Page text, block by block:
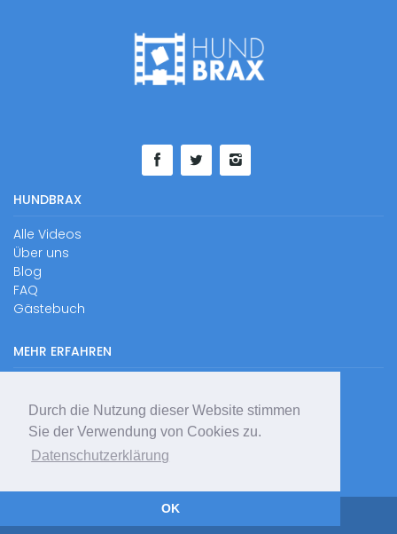
Durch die Nutzung dieser Website stimmen
Sie der Verwendung von Cookies zu.
Datenschutzerklärung
OK
HUNDBRAX
Alle Videos
Über uns
Blog
FAQ
Gästebuch
MEHR ERFAHREN
Impressum
Datenschutzerklärung
RSS
Sitemap
© Hundbrax 2026 - All rights reserved.